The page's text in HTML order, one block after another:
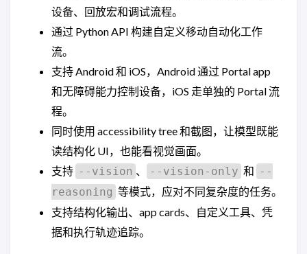
设备、回放宏和调试流程。
通过 Python API 构建自定义移动自动化工作
流。
支持 Android 和 iOS，Android 通过 Portal app
和无障碍能力控制设备，iOS 走单独的 Portal 流
程。
同时使用 accessibility tree 和截图，让模型既能
读结构化 UI，也能看视觉画面。
支持 --vision 、 --vision-only 和 --
reasoning 等模式，应对不同复杂度的任务。
支持结构化输出、app cards、自定义工具、凭
据和执行轨迹追踪。